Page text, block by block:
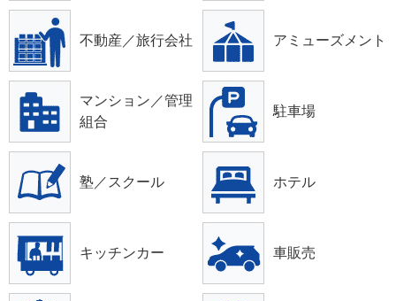
不動産／旅行会社 アミューズメント
マンション／管理
組合
駐車場
塾／スクール ホテル
キッチンカー 車販売